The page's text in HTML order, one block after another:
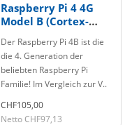
Raspberry Pi 4 4G
Model B (Cortex-
Der Raspberry Pi 4B ist die
die 4. Generation der
beliebten Raspberry Pi
Familie! Im Vergleich zur V..
CHF105,00
Netto CHF97,13